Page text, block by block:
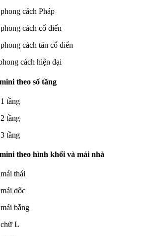
cách Pháp
cách cổ điển
cách tân cổ điển
cách hiện đại
theo số tầng
tầng
tầng
tầng
theo hình khối và mái nhà
thái
dốc
bằng
L